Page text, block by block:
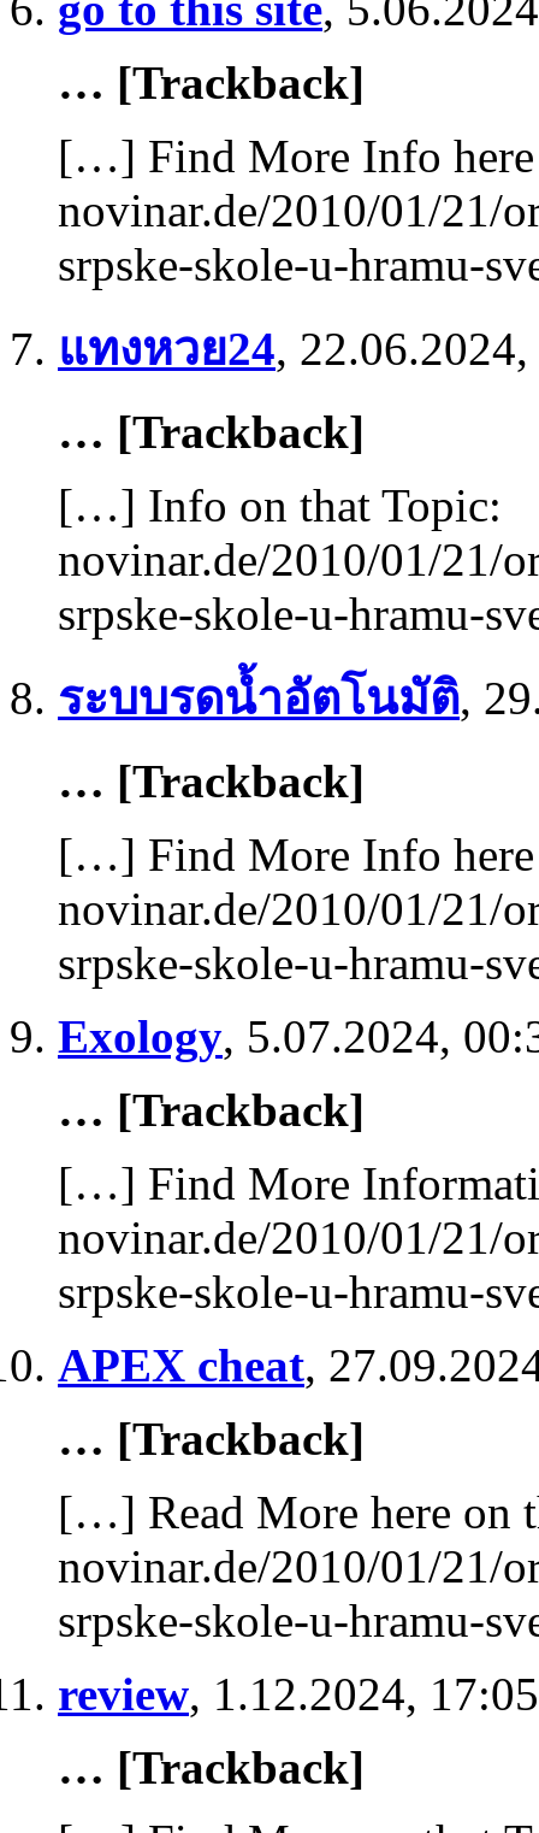
… [Trackback]
[…] Find More Info here
novinar.de/2010/01/21/
srpske-skole-u-hramu-
แทงหวย24,
… [Trackback]
[…] Info on that Topic:
novinar.de/2010/01/21/
srpske-skole-u-hramu-
ระบบรดน้ำอัตโนมัติ,
… [Trackback]
[…] Find More Info here
novinar.de/2010/01/21/
srpske-skole-u-hramu-
Exology, 5.07.2024,
… [Trackback]
[…] Find More
novinar.de/2010/01/21/
srpske-skole-u-hramu-
APEX cheat,
… [Trackback]
[…] Read More here on
novinar.de/2010/01/21/
srpske-skole-u-hramu-
review, 1.12.2024, 17:05
… [Trackback]